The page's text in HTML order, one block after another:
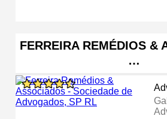
FERREIRA REMÉDIOS &
…